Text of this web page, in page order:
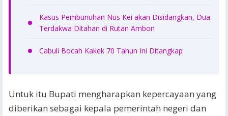
Kasus Pembunuhan Nus Kei akan Disidangkan, Dua
Terdakwa Ditahan di Rutan Ambon
Cabuli Bocah Kakek 70 Tahun Ini Ditangkap
Untuk itu Bupati mengharapkan kepercayaan yang
diberikan sebagai kepala pemerintah negeri dan